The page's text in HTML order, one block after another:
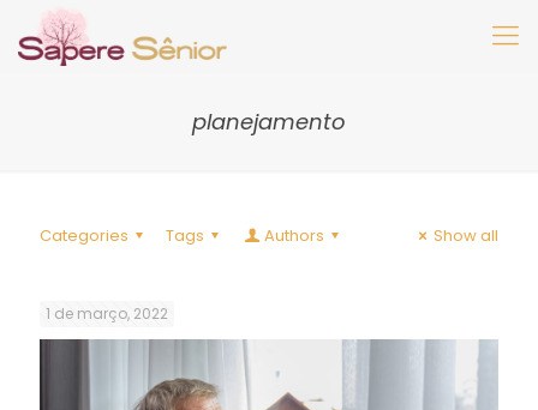
planejamento
Categories Tags Authors Show all
1 de março, 2022